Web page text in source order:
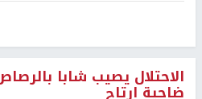
الاحتلال يصيب شابا
ضاحية ارتاح